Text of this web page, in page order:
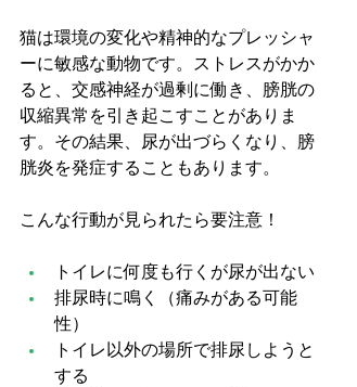
猫は環境の変化や精神的なプレッシャ
ーに敏感な動物です。ストレスがかか
ると、交感神経が過剰に働き、膀胱の
収縮異常を引き起こすことがありま
す。その結果、尿が出づらくなり、膀
胱炎を発症することもあります。
こんな行動が見られたら要注意！
トイレに何度も行くが尿が出ない
排尿時に鳴く（痛みがある可能
性）
トイレ以外の場所で排尿しようと
する